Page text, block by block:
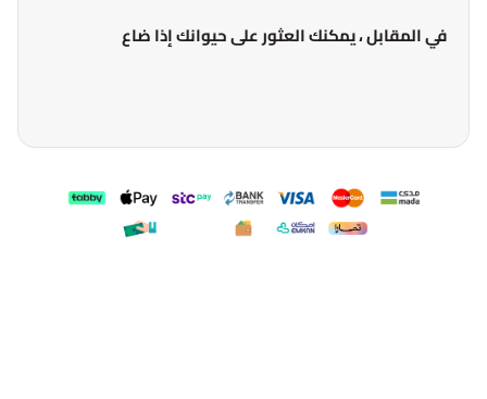
في المقابل ، يمكنك العثور على حيوانك إذا ضاع